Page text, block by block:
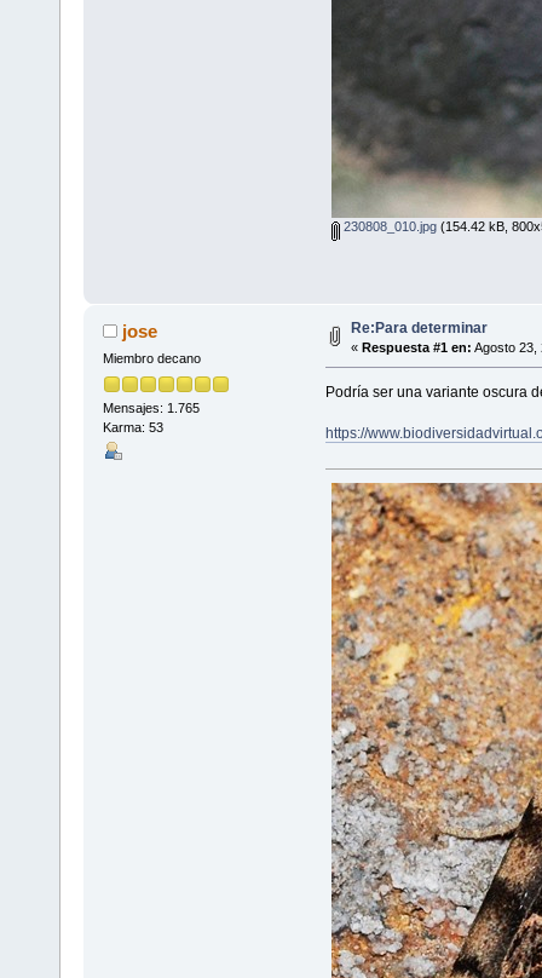
230808_010.jpg(154.42 kB,
jose
Miembro decano
Mensajes: 1.765
Karma: 53
Re:Para determinar
« Respuesta #1 en: Agosto 23,
Podría ser una variante oscura
https://